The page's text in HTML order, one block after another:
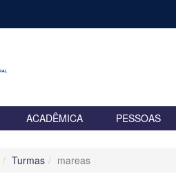
ACADÊMICA PESSOAS
Turmas mareas